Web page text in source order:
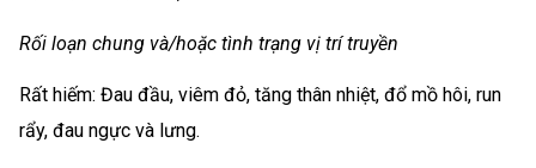
Rối loạn chung và/hoặc tình trạng vị trí truyền
Rất hiếm: Đau đầu, viêm đỏ, tăng thân nhiệt, đổ mồ hôi, run
rẩy, đau ngực và lưng.